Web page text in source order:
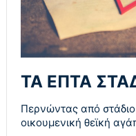
ΤΑ ΕΠΤΑ
Περνώντας από
οικουμενική θεϊκή